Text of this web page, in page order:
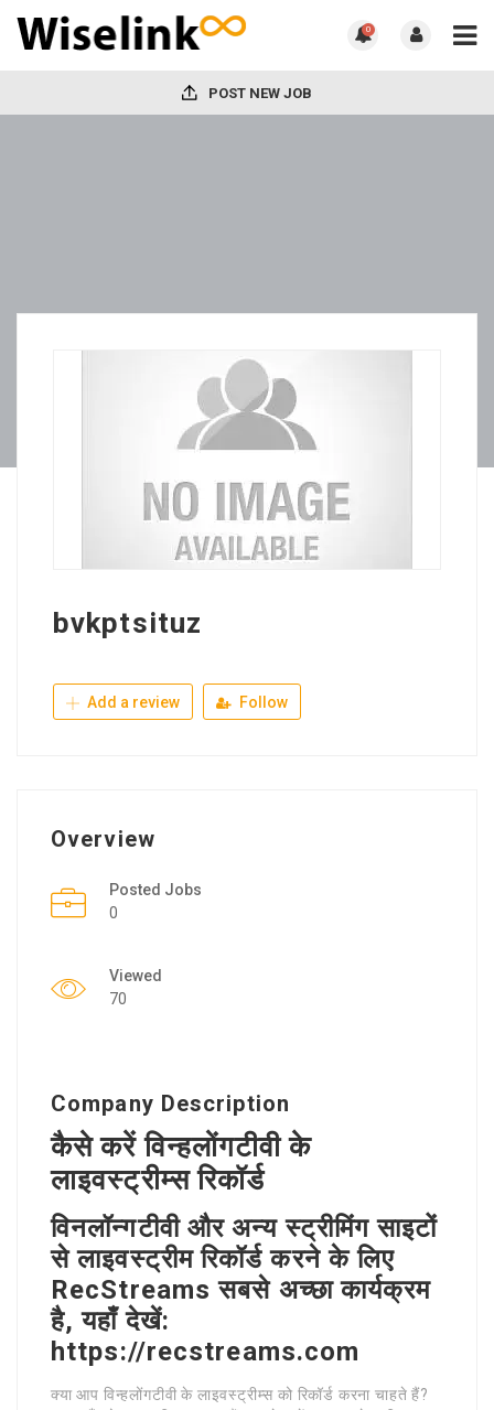
0
POST NEW JOB
bvkptsituz
Add a review Follow
Overview
Posted Jobs
0
Viewed
70
Company Description
कैसे करें विन्हलोंगटीवी के
लाइवस्ट्रीम्स रिकॉर्ड
विनलॉन्गटीवी और अन्य स्ट्रीमिंग साइटों
से लाइवस्ट्रीम रिकॉर्ड करने के लिए
RecStreams सबसे अच्छा कार्यक्रम
है, यहाँ देखें:
https://recstreams.com
क्या आप विन्हलोंगटीवी के लाइवस्ट्रीम्स को रिकॉर्ड करना चाहते हैं?